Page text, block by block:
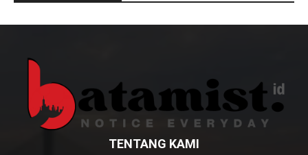
TENTANG KAMI